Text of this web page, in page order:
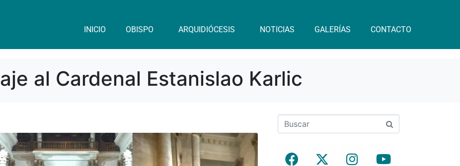
INICIO OBISPO ARQUIDIÓCESIS NOTICIAS GALERÍAS CONTACTO
al Cardenal Estanislao Karlic